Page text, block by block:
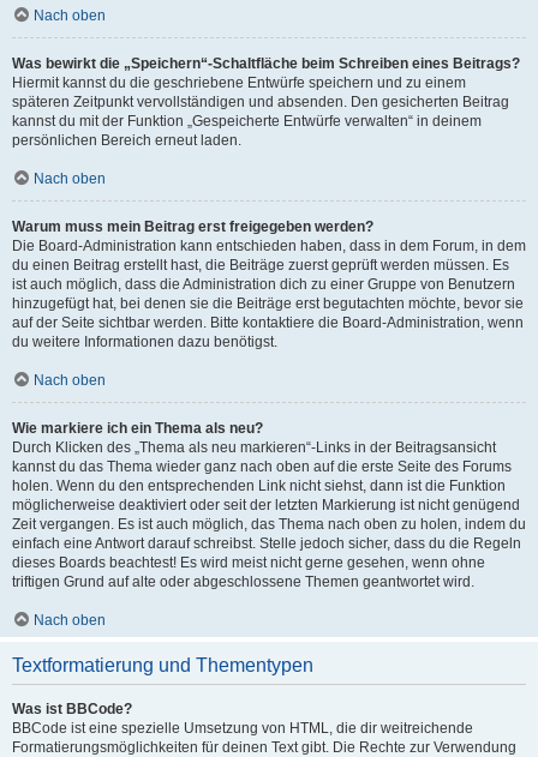
Nach oben
Was bewirkt die „Speichern“-Schaltfläche beim Schreiben eines Beitrags?
Hiermit kannst du die geschriebene Entwürfe speichern und zu einem
späteren Zeitpunkt vervollständigen und absenden. Den gesicherten Beitrag
kannst du mit der Funktion „Gespeicherte Entwürfe verwalten“ in deinem
persönlichen Bereich erneut laden.
Nach oben
Warum muss mein Beitrag erst freigegeben werden?
Die Board-Administration kann entschieden haben, dass in dem Forum, in dem
du einen Beitrag erstellt hast, die Beiträge zuerst geprüft werden müssen. Es
ist auch möglich, dass die Administration dich zu einer Gruppe von Benutzern
hinzugefügt hat, bei denen sie die Beiträge erst begutachten möchte, bevor sie
auf der Seite sichtbar werden. Bitte kontaktiere die Board-Administration, wenn
du weitere Informationen dazu benötigst.
Nach oben
Wie markiere ich ein Thema als neu?
Durch Klicken des „Thema als neu markieren“-Links in der Beitragsansicht
kannst du das Thema wieder ganz nach oben auf die erste Seite des Forums
holen. Wenn du den entsprechenden Link nicht siehst, dann ist die Funktion
möglicherweise deaktiviert oder seit der letzten Markierung ist nicht genügend
Zeit vergangen. Es ist auch möglich, das Thema nach oben zu holen, indem du
einfach eine Antwort darauf schreibst. Stelle jedoch sicher, dass du die Regeln
dieses Boards beachtest! Es wird meist nicht gerne gesehen, wenn ohne
triftigen Grund auf alte oder abgeschlossene Themen geantwortet wird.
Nach oben
Textformatierung und Thementypen
Was ist BBCode?
BBCode ist eine spezielle Umsetzung von HTML, die dir weitreichende
Formatierungsmöglichkeiten für deinen Text gibt. Die Rechte zur Verwendung